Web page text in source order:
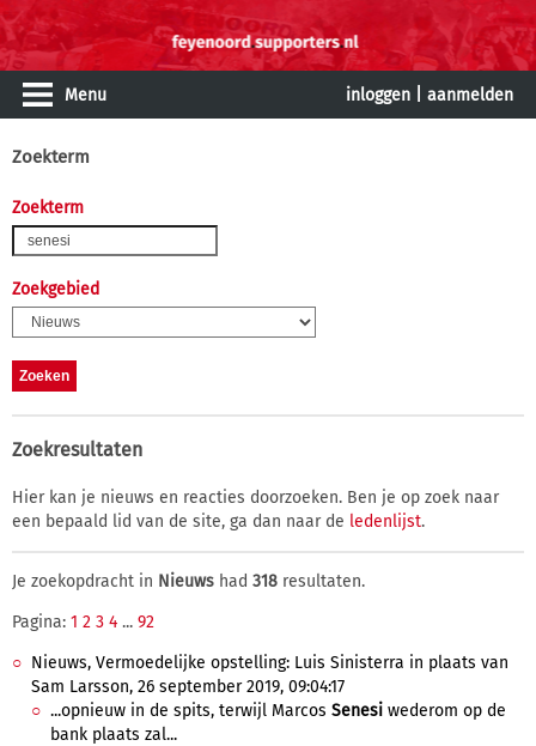
Menu inloggen aanmelden
Zoekterm
Zoekterm
Zoekgebied
Zoekresultaten
Hier kan je nieuws en reacties doorzoeken. Ben je op zoek naar
een bepaald lid van de site, ga dan naar de ledenlijst.
Je zoekopdracht in Nieuws had 318 resultaten.
Pagina: 1 2 3 4 ... 92
Nieuws, Vermoedelijke opstelling: Luis Sinisterra in plaats van
Sam Larsson, 26 september 2019, 09:04:17
...opnieuw in de spits, terwijl Marcos Senesi wederom op de
bank plaats zal...